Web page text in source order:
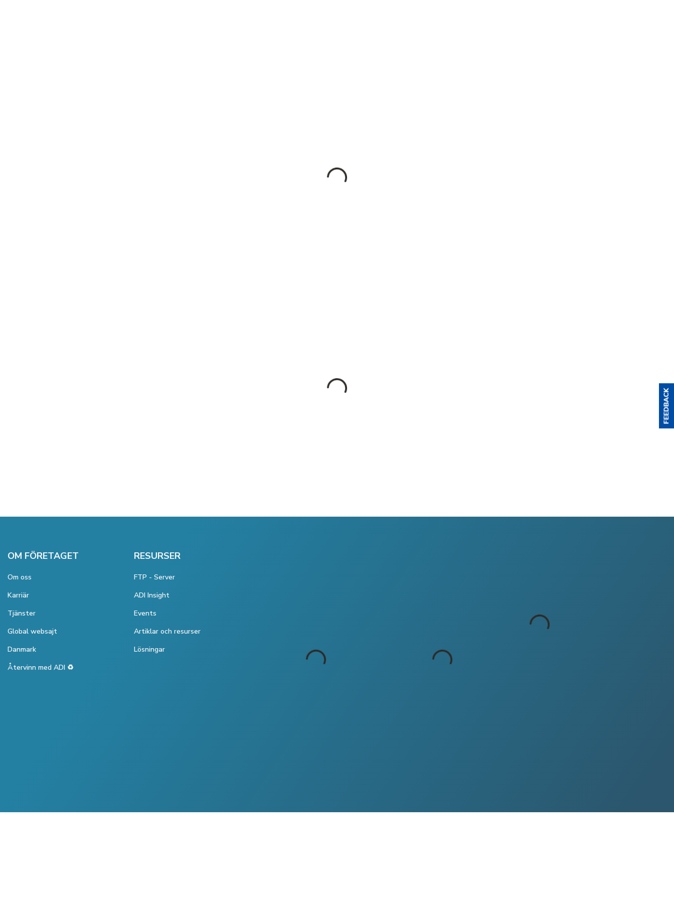
OM FÖRETAGET
Om oss
Karriär
Tjänster
Global websajt
Danmark
Återvinn med ADI ♻️
RESURSER
FTP - Server
ADI Insight
Events
Artiklar och resurser
Lösningar